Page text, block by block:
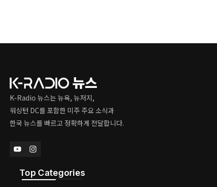
K-Radio 뉴스는 뉴욕, 뉴저지,
워싱턴 DC를 포함한 미주 주요 소식과
한국 뉴스를 빠르고 정확하게 전달합니다.
Top Categories​